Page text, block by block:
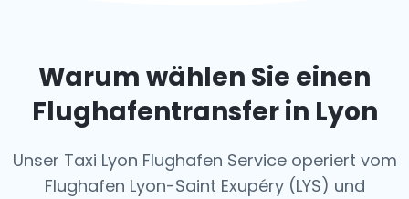
Warum wählen Sie einen
Flughafentransfer in Lyon
Unser Taxi Lyon Flughafen Service operiert vom
Flughafen Lyon-Saint Exupéry (LYS) und